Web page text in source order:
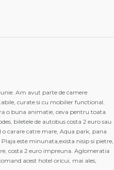
Am avut parte de camere
curate si cu mobilier functional.
o buna animatie, ceva pentru toata
biletele de autobus costa 2 euro sau
carare catre mare, Aqua park, pana
este minunata,exista nisip si pietre,
costa 2 euro impreuna. Aglomeratia
acest hotel oricui, mai ales,